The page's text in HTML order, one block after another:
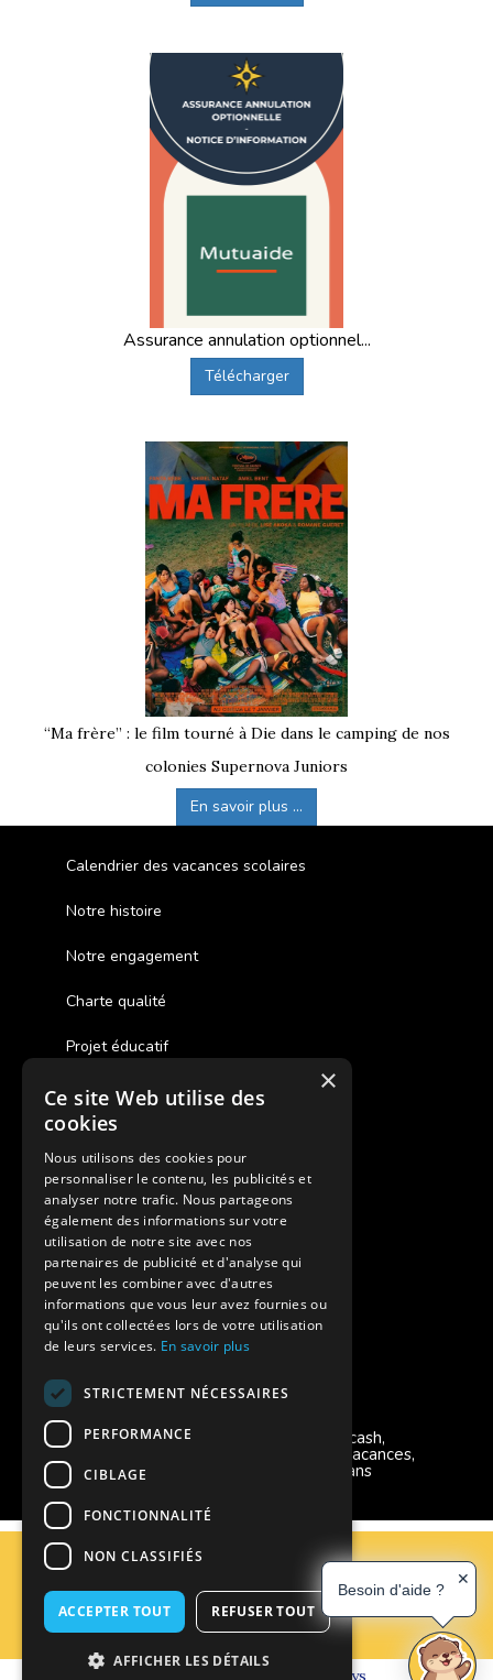
Assurance annulation optionnel...
Télécharger
“Ma frère” : le film tourné à Die dans le camping de nos
colonies Supernova Juniors
En savoir plus ...
Calendrier des vacances scolaires
Notre histoire
Notre engagement
Charte qualité
Projet éducatif
Des colonies de vacances inclusives
Assurances annulations
Aides financières pour partir en colonie
Charte de confidentialité
Vacances Adaptées Adulte Supernova
Modes de règlement acceptés
Chèque, Virement, Espèces, Mandats cash,
Bons CAF, Conseil général, Chèques vacances,
Carte bancaire, Prise en charge reçu sans
règlement, Prélèvement, Pass Colo
Plan du site
Espace Professionnels
Réalisation
Vackélys
×
Ce site Web utilise des
cookies
Nous utilisons des cookies pour
personnaliser le contenu, les publicités et
analyser notre trafic. Nous partageons
également des informations sur votre
utilisation de notre site avec nos
partenaires de publicité et d'analyse qui
peuvent les combiner avec d'autres
informations que vous leur avez fournies ou
qu'ils ont collectées lors de votre utilisation
de leurs services. En savoir plus
STRICTEMENT NÉCESSAIRES
PERFORMANCE
CIBLAGE
FONCTIONNALITÉ
NON CLASSIFIÉS
ACCEPTER TOUT REFUSER TOUT
AFFICHER LES DÉTAILS
Besoin d'aide ?
✕